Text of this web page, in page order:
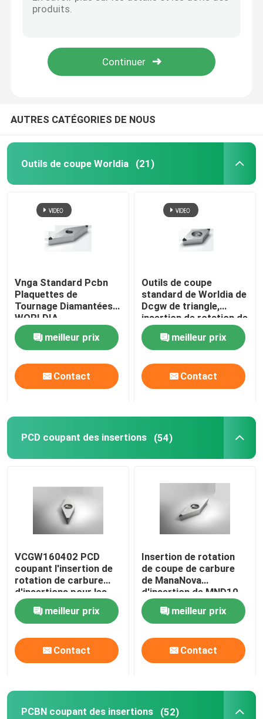
Insert CVD
Outils de coupe de PCBN
Outils en carbure monobloc
Insertions de carbure
Tracement de la roue
Blancs de Pcd
Micro perceuse PCD
AUTRES CATÉGORIES DE NOUS
Outils de coupe Worldia (21)
Vnga Standard Pcbn
Plaquettes de
Tournage Diamantées
WORLDIA
meilleur prix
Contact
Outils de coupe
standard de Worldia de
Dcgw de triangle,
insertion de rotation de
carbure
meilleur prix
Contact
PCD coupant des insertions (54)
VCGW160402 PCD
coupant l'insertion de
rotation de carbure
d'insertions pour les
matériaux non ferreux
meilleur prix
Contact
Insertion de rotation
de coupe de carbure
de ManaNova
d'insertion de MND10
PCD
meilleur prix
Contact
PCBN coupant des insertions (52)